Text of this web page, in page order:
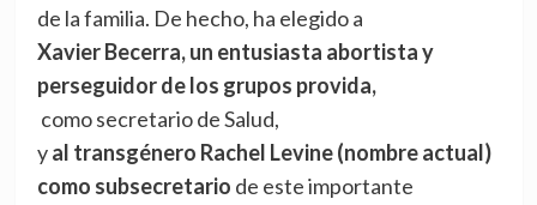
de la familia. De hecho, ha elegido a
Xavier Becerra, un entusiasta abortista y
perseguidor de los grupos provida,
como secretario de Salud,
yal transgénero Rachel Levine (nombre actual)
como subsecretario de este importante